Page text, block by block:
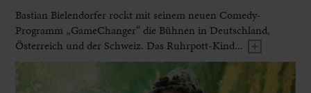
Bastian Bielendorfer rockt mit seinem neuen Comedy-
Programm „GameChanger“ die Bühnen in Deutschland,
Österreich und der Schweiz. Das Ruhrpott-Kind...